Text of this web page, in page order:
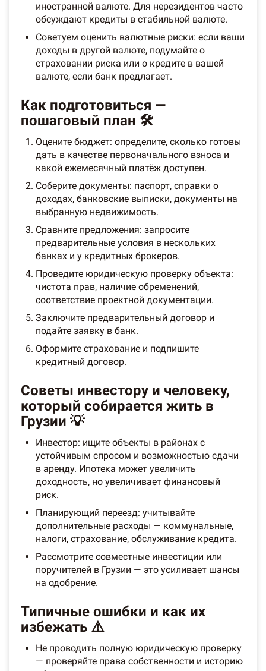
иностранной валюте. Для нерезидентов часто
обсуждают кредиты в стабильной валюте.
Советуем оценить валютные риски: если ваши
доходы в другой валюте, подумайте о
страховании риска или о кредите в вашей
валюте, если банк предлагает.
Как подготовиться —
пошаговый план 🛠️
Оцените бюджет: определите, сколько готовы
дать в качестве первоначального взноса и
какой ежемесячный платёж доступен.
Соберите документы: паспорт, справки о
доходах, банковские выписки, документы на
выбранную недвижимость.
Сравните предложения: запросите
предварительные условия в нескольких
банках и у кредитных брокеров.
Проведите юридическую проверку объекта:
чистота прав, наличие обременений,
соответствие проектной документации.
Заключите предварительный договор и
подайте заявку в банк.
Оформите страхование и подпишите
кредитный договор.
Советы инвестору и человеку,
который собирается жить в
Грузии 💡
Инвестор: ищите объекты в районах с
устойчивым спросом и возможностью сдачи
в аренду. Ипотека может увеличить
доходность, но увеличивает финансовый
риск.
Планирующий переезд: учитывайте
дополнительные расходы — коммунальные,
налоги, страхование, обслуживание кредита.
Рассмотрите совместные инвестиции или
поручителей в Грузии — это усиливает шансы
на одобрение.
Типичные ошибки и как их
избежать ⚠️
Не проводить полную юридическую проверку
— проверяйте права собственности и историю